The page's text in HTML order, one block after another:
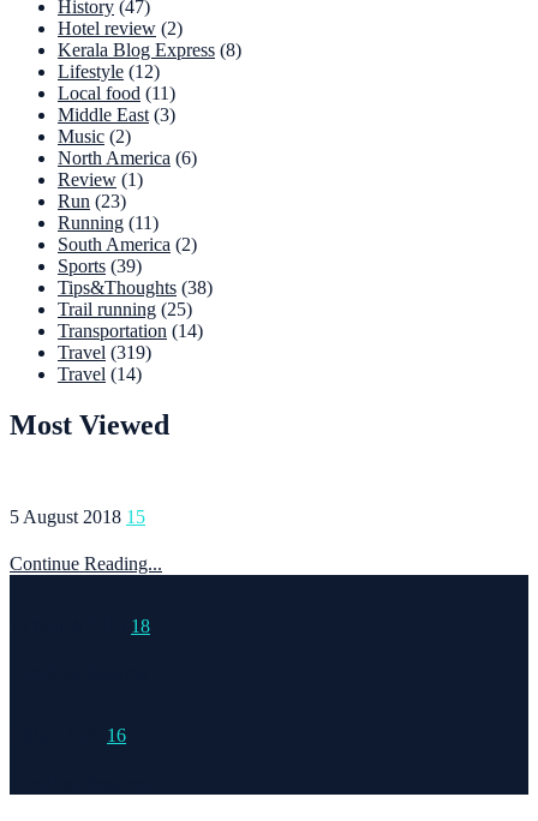
History (47)
Hotel review (2)
Kerala Blog Express (8)
Lifestyle (12)
Local food (11)
Middle East (3)
Music (2)
North America (6)
Review (1)
Run (23)
Running (11)
South America (2)
Sports (39)
Tips&Thoughts (38)
Trail running (25)
Transportation (14)
Travel (319)
Travel (14)
Most Viewed
5 August 2018 15
Continue Reading...
18
16